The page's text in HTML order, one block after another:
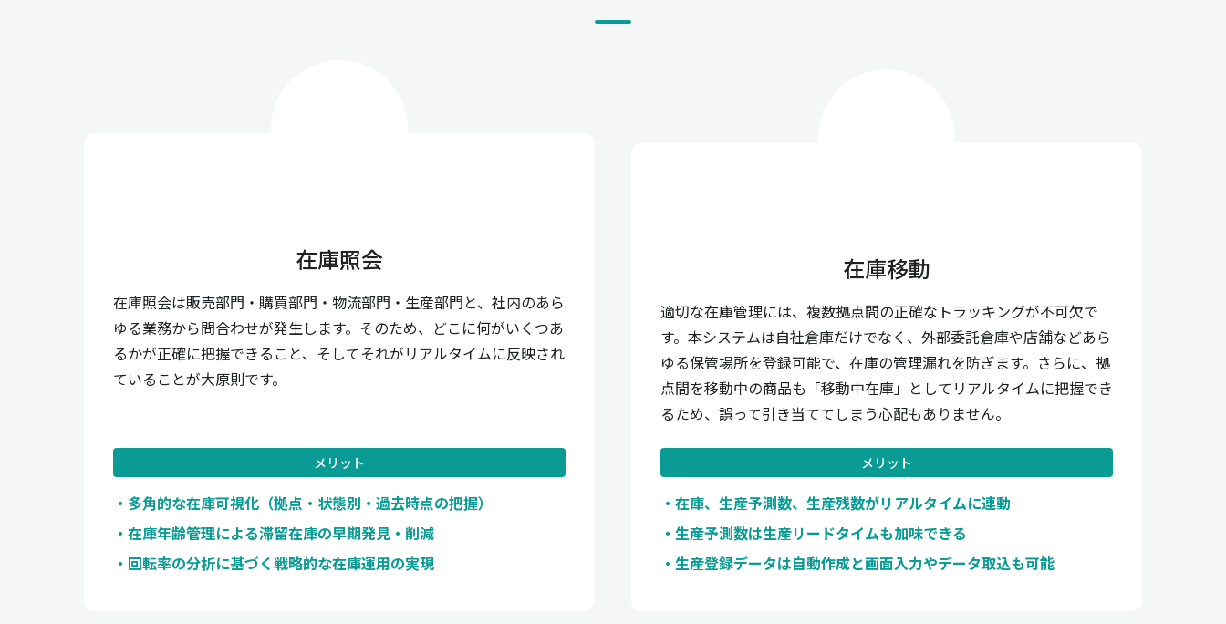
在庫照会
在庫照会は販売部門・購買部門・物流部門・生産部門と、社内のあら
ゆる業務から問合わせが発生します。そのため、どこに何がいくつあ
るかが正確に把握できること、そしてそれがリアルタイムに反映され
ていることが大原則です。
メリット
多角的な在庫可視化（拠点・状態別・過去時点の把握）
在庫年齢管理による滞留在庫の早期発見・削減
回転率の分析に基づく戦略的な在庫運用の実現
在庫移動
適切な在庫管理には、複数拠点間の正確なトラッキングが不可欠で
す。本システムは自社倉庫だけでなく、外部委託倉庫や店舗などあら
ゆる保管場所を登録可能で、在庫の管理漏れを防ぎます。さらに、拠
点間を移動中の商品も「移動中在庫」としてリアルタイムに把握でき
るため、誤って引き当ててしまう心配もありません。
メリット
在庫、生産予測数、生産残数がリアルタイムに連動
生産予測数は生産リードタイムも加味できる
生産登録データは自動作成と画面入力やデータ取込も可能